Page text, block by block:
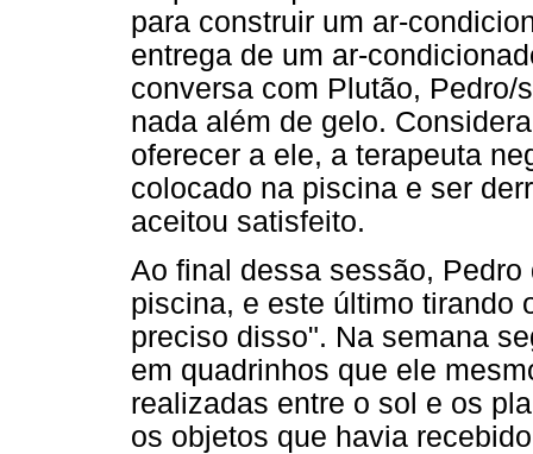
para construir um ar-
entrega de um ar-
conversa com Plutão,
nada além de gelo.
oferecer a ele, a terapeuta
colocado na piscina e ser
aceitou satisfeito.
Ao final dessa sessão,
piscina, e este último tirando
preciso disso". Na semana
em quadrinhos que ele
realizadas entre o sol e os
os objetos que havia